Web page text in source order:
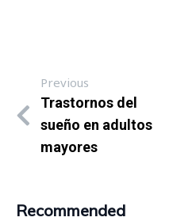
Previous
Trastornos del
sueño en adultos
mayores
Recommended